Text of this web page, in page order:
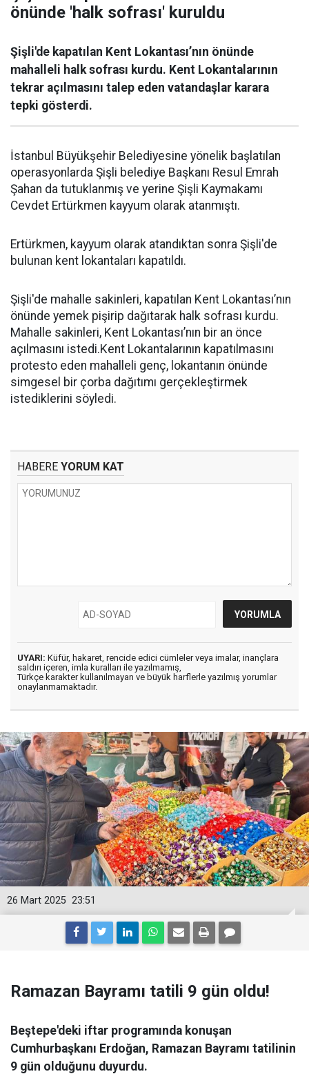
önünde 'halk sofrası' kuruldu
Şişli'de kapatılan Kent Lokantası’nın önünde
mahalleli halk sofrası kurdu. Kent Lokantalarının
tekrar açılmasını talep eden vatandaşlar karara
tepki gösterdi.
İstanbul Büyükşehir Belediyesine yönelik başlatılan
operasyonlarda Şişli belediye Başkanı Resul Emrah
Şahan da tutuklanmış ve yerine Şişli Kaymakamı
Cevdet Ertürkmen kayyum olarak atanmıştı.
Ertürkmen, kayyum olarak atandıktan sonra Şişli'de
bulunan kent lokantaları kapatıldı.
Şişli'de mahalle sakinleri, kapatılan Kent Lokantası’nın
önünde yemek pişirip dağıtarak halk sofrası kurdu.
Mahalle sakinleri, Kent Lokantası’nın bir an önce
açılmasını istedi.Kent Lokantalarının kapatılmasını
protesto eden mahalleli genç, lokantanın önünde
simgesel bir çorba dağıtımı gerçekleştirmek
istediklerini söyledi.
HABERE YORUM KAT
UYARI: Küfür, hakaret, rencide edici cümleler veya imalar, inançlara
saldırı içeren, imla kuralları ile yazılmamış,
Türkçe karakter kullanılmayan ve büyük harflerle yazılmış yorumlar
onaylanmamaktadır.
23:51
26 Mart 2025
Ramazan Bayramı tatili 9 gün oldu!
Beştepe'deki iftar programında konuşan
Cumhurbaşkanı Erdoğan, Ramazan Bayramı tatilinin
9 gün olduğunu duyurdu.